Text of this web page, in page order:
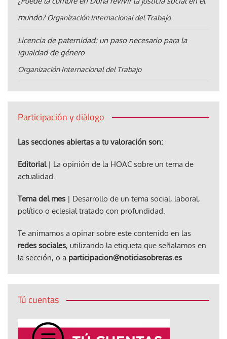
mundo? Organización Internacional del Trabajo
Licencia de paternidad: un paso necesario para la
igualdad de género
Organización Internacional del Trabajo
Participación y diálogo
Las secciones abiertas a tu valoración son:
Editorial| La opinión de la HOAC sobre un tema de
actualidad.
Tema del mes | Desarrollo de un tema social, laboral,
político o eclesial tratado con profundidad.
Te animamos a opinar sobre este contenido en las
redes sociales, utilizando la etiqueta que señalamos en
la sección, o a participacion@noticiasobreras.es
Tú cuentas